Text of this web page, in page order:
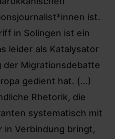
ist.
in Solingen ist ein
leider als Katalysator
Migrationsdebatte
gedient hat. (…)
Rhetorik, die
systematisch mit
in Verbindung bringt,